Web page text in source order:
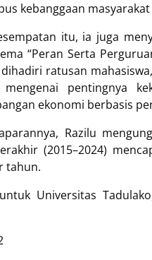
kebanggaan
itu, ia juga
“Peran Serta
ratusan
mengenai pentingnya
ekonomi berbasis
Razilu
(2015–2024)
tahun.
Universitas